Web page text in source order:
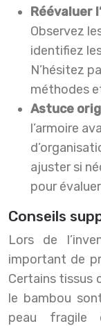
Réévaluer
Observez
identifiez
N’hésitez
méthodes
Astuce
l’armoire
ajuster si
pour
Conseils
Lors de
important de
Certains tissus
le bambou
peau fragile